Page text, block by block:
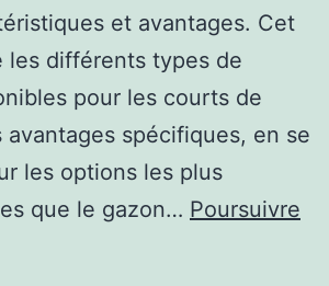
et avantages. Cet
les différents types de
pour les courts de
spécifiques, en se
les options les plus
que le gazon… Poursuivre